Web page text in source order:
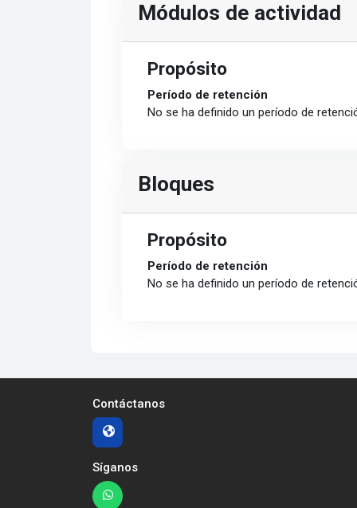
Módulos de actividad
Propósito
Período de retención
No se ha definido un período de
Bloques
Propósito
Período de retención
No se ha definido un período de
Contáctanos
Síganos